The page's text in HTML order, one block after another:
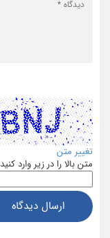
تغییر متن
متن بالا را در زیر وارد کنید
ارسال دیدگاه